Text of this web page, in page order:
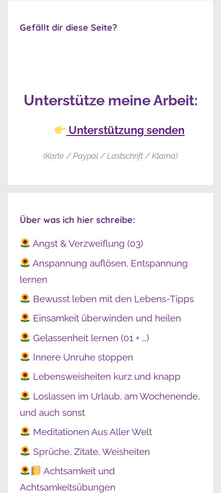
Gefällt dir diese Seite?
Unterstütze meine Arbeit:
Unterstützung senden
(Karte / Paypal / Lastschrift / Klarna)
Über was ich hier schreibe:
Angst & Verzweiflung (03)
Anspannung auflösen, Entspannung
lernen
Bewusst leben mit den Lebens-Tipps
Einsamkeit überwinden und heilen
Gelassenheit lernen (01 + …)
Innere Unruhe stoppen
Lebensweisheiten kurz und knapp
Loslassen im Urlaub, am Wochenende,
und auch sonst
Meditationen Aus Aller Welt
Sprüche, Zitate, Weisheiten
Achtsamkeit und
Achtsamkeitsübungen